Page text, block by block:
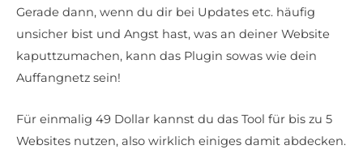
Gerade dann, wenn du dir bei Updates etc. häufig
unsicher bist und Angst hast, was an deiner Website
kaputtzumachen, kann das Plugin sowas wie dein
Auffangnetz sein!
Für einmalig 49 Dollar kannst du das Tool für bis zu 5
Websites nutzen, also wirklich einiges damit abdecken.